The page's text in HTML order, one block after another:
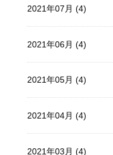
2021年07月 (4)
2021年06月 (4)
2021年05月 (4)
2021年04月 (4)
2021年03月 (4)